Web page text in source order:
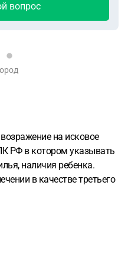
вопрос
на исковое
РФ в котором указывать
наличия ребенка.
в качестве третьего